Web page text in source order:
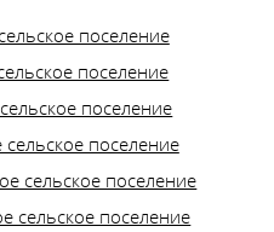
поселение
поселение
поселение
сельское поселение
сельское поселение
сельское поселение